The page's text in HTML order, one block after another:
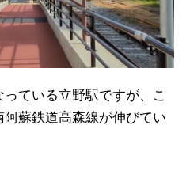
ている立野駅ですが、こ
蘇鉄道高森線が伸びてい